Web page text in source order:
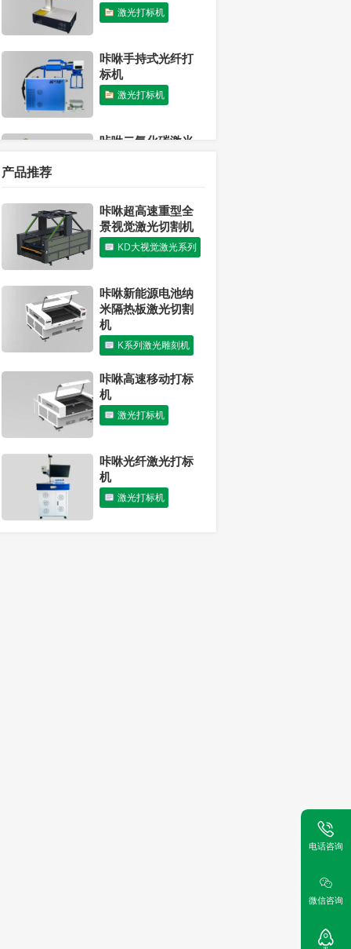
激光打标机
咔咻手持式光纤打
标机
激光打标机
咔咻二氧化碳激光
咔咻激光打标工
艺，助力N95口罩防
伪
产品推荐
咔咻超高速重型全
景视觉激光切割机
KD大视觉激光系列
咔咻新能源电池纳
米隔热板激光切割
机
K系列激光雕刻机
咔咻高速移动打标
机
激光打标机
咔咻光纤激光打标
机
激光打标机
电话咨询
微信咨询